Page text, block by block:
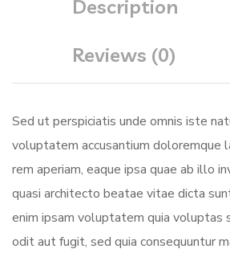
Description
Reviews (0)
Sed ut perspiciatis unde omnis iste
voluptatem accusantium doloremque
rem aperiam, eaque ipsa quae ab illo
quasi architecto beatae vitae dicta
enim ipsam voluptatem quia voluptas
odit aut fugit, sed quia consequuntur